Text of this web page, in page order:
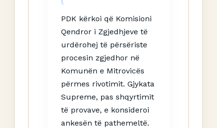
PDK kërkoi që Komisioni
Qendror i Zgjedhjeve të
urdërohej të përsëriste
procesin zgjedhor në
Komunën e Mitrovicës
përmes rivotimit. Gjykata
Supreme, pas shqyrtimit
të provave, e konsideroi
ankesën të pathemeltë.